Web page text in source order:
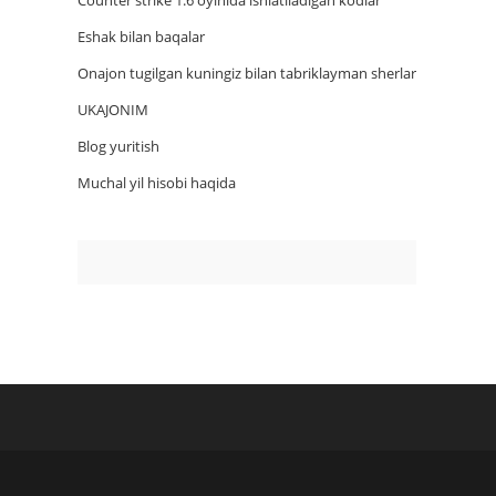
Eshak bilan baqalar
Onajon tugilgan kuningiz bilan tabriklayman sherlar
UKAJONIM
Blog yuritish
Muchal yil hisobi haqida